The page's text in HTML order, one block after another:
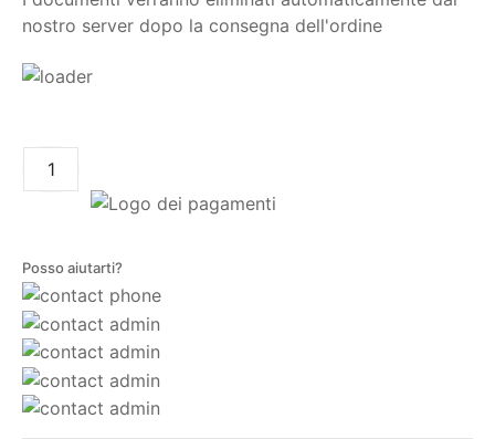
nostro server dopo la consegna dell'ordine
Posso aiutarti?